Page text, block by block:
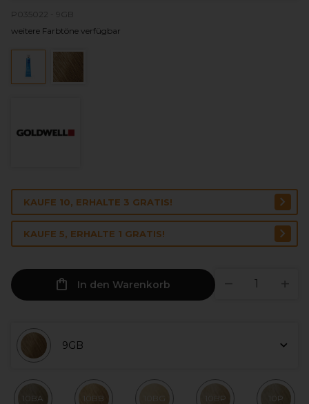
P035022 - 9GB
weitere Farbtöne verfügbar
KAUFE 10, ERHALTE 3 GRATIS!
KAUFE 5, ERHALTE 1 GRATIS!
In den Warenkorb
9GB
10BA 10BB 10BG 10BP 10P